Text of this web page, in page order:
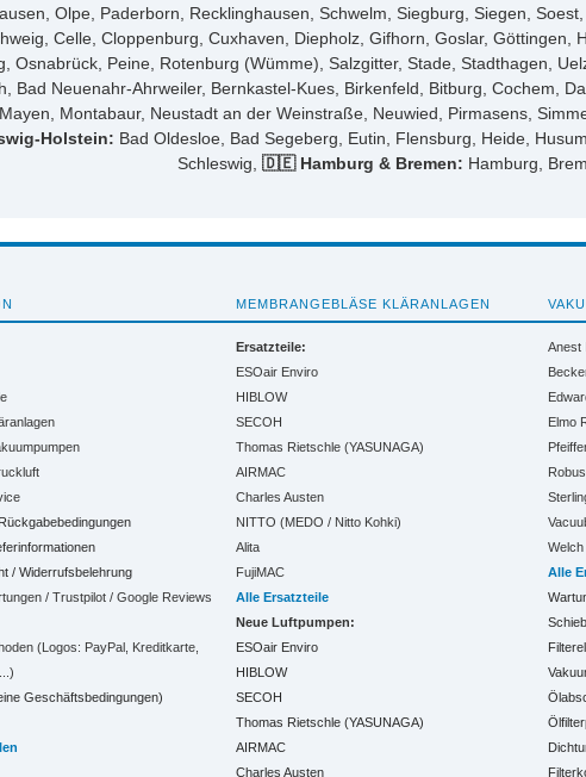
Olpe, Paderborn, Recklinghausen, Schwelm, Siegburg, Siegen,
Celle, Cloppenburg, Cuxhaven, Diepholz, Gifhorn, Goslar, Göttingen,
Peine, Rotenburg (Wümme), Salzgitter, Stade, Stadthagen,
Bad Neuenahr-Ahrweiler, Bernkastel-Kues, Birkenfeld, Bitburg, Cochem,
Montabaur, Neustadt an der Weinstraße, Neuwied, Pirmasens,
Holstein: Bad Oldesloe, Bad Segeberg, Eutin, Flensburg, Heide,
Schleswig, 🇩🇪 Hamburg & Bremen: Hamburg,
/ Widerrufsbelehrung
/ Trustpilot / Google Reviews
(Logos: PayPal, Kreditkarte,
Geschäftsbedingungen)
MEMBRANGEBLÄSE KLÄRANLAGEN
Ersatzteile:
ESOair Enviro
HIBLOW
SECOH
Thomas Rietschle (YASUNAGA)
AIRMAC
Charles Austen
NITTO (MEDO / Nitto Kohki)
Alita
FujiMAC
Alle Ersatzteile
Neue Luftpumpen:
ESOair Enviro
HIBLOW
SECOH
Thomas Rietschle (YASUNAGA)
AIRMAC
Charles Austen
Anest
Elmo
Welch
Alle